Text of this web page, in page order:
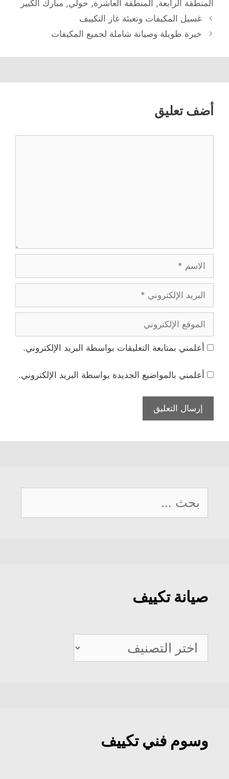
المنطقة الرابعة, المنطقة العاشرة, حولي, مبارك الكبير
غسيل المكيفات وتعبئة غاز التكييف
خبرة طويلة وصيانة شاملة لجميع المكيفات
أضف تعليق
الإلكتروني
الإلكتروني
أعلمني بمتابعة التعليقات بواسطة البريد الإلكتروني.
أعلمني بالمواضيع الجديدة بواسطة البريد الإلكتروني.
عن:
صيانة تكييف
صيانة
تكييف
وسوم فني تكييف